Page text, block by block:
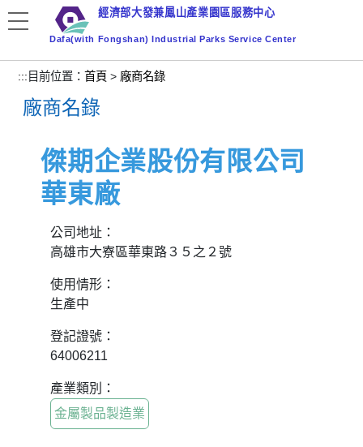
到
要
內
容
塊
經濟部大發兼鳳山產業園區服務中心
Dafa(with Fongshan) Industrial Parks Service Center
::: 目前位置：首頁 > 廠商名錄
廠商名錄
傑期企業股份有限公司
華東廠
公司地址：
高雄市大寮區華東路３５之２號
使用情形：
生產中
登記證號：
64006211
產業類別：
金屬製品製造業